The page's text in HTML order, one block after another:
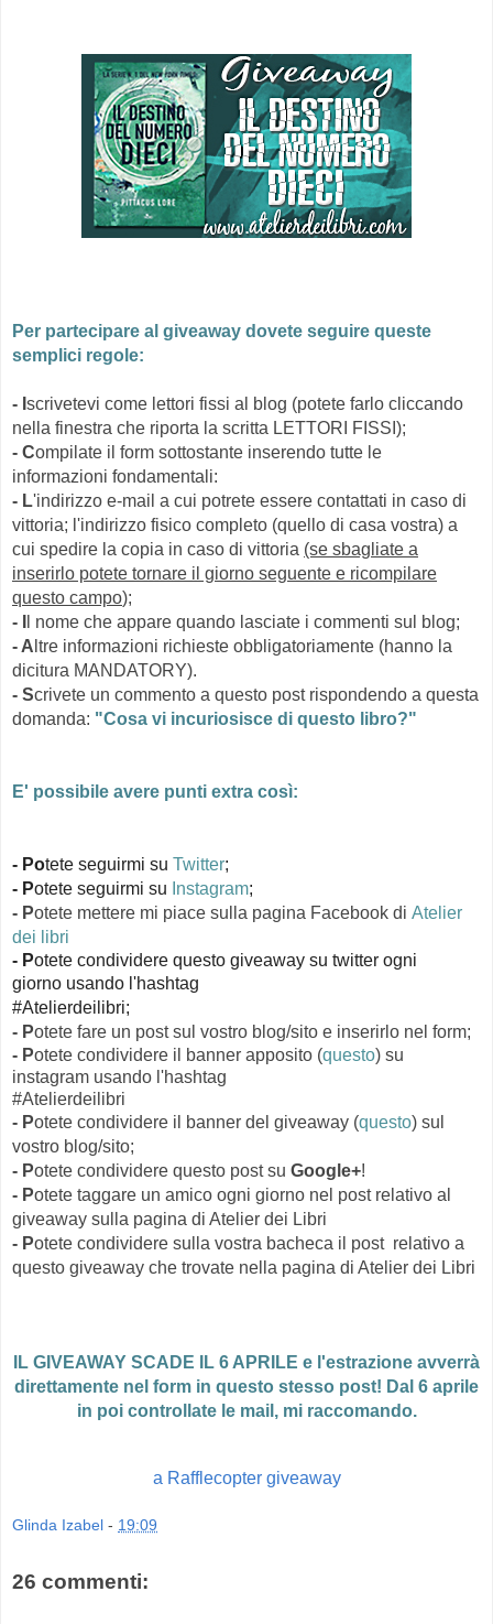
Per partecipare al giveaway dovete seguire queste
semplici regole:
- I scrivetevi come lettori fissi al blog (potete farlo cliccando
nella finestra che riporta la scritta LETTORI FISSI);
- Compilate il form sottostante inserendo tutte le
informazioni fondamentali:
- L'indirizzo e-mail a cui potrete essere contattati in caso di
vittoria; l'indirizzo fisico completo (quello di casa vostra) a
cui spedire la copia in caso di vittoria (se sbagliate a
inserirlo potete tornare il giorno seguente e ricompilare
questo campo);
- I
l nome che appare quando lasciate i commenti sul blog;
- A ltre informazioni richieste obbligatoriamente (hanno la
dicitura MANDATORY).
- Scrivete un commento a questo post rispondendo a questa
domanda: "Cosa vi incuriosisce di questo libro?"
E' possibile avere punti extra così:
- Potete seguirmi su Twitter;
- Potete seguirmi su Instagram;
- Potete mettere mi piace sulla pagina Facebook di Atelier
dei libri
- Potete condividere questo giveaway su twitter ogni
giorno usando l'hashtag
#Atelierdeilibri;
- Potete fare un post sul vostro blog/sito e inserirlo nel form;
- Potete condividere il banner apposito (questo) su
instagram usando l'hashtag
#Atelierdeilibri
- Potete condividere il banner del giveaway (questo) sul
vostro blog/sito;
- Potete condividere questo post su Google+!
- Potete taggare un amico ogni giorno nel post relativo al
giveaway sulla pagina di Atelier dei Libri
- Potete condividere sulla vostra bacheca il post relativo a
questo giveaway che trovate nella pagina di Atelier dei Libri
IL GIVEAWAY SCADE IL 6 APRILE e l'estrazione avverrà
direttamente nel form in questo stesso post! Dal 6 aprile
in poi controllate le mail, mi raccomando.
a Rafflecopter giveaway
Glinda Izabel - 19:09
26 commenti: